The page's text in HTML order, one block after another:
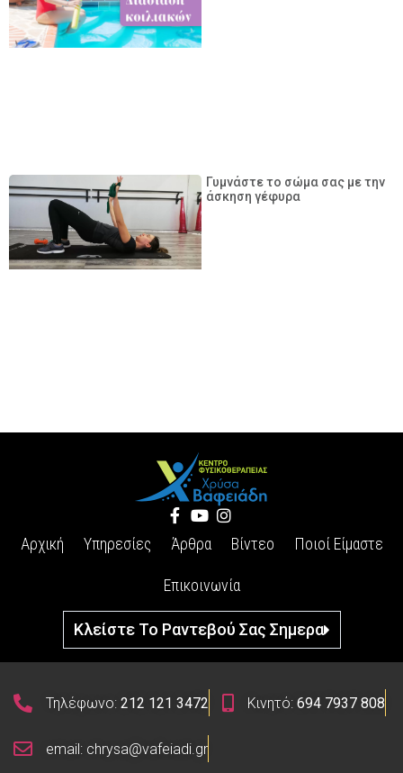
Γυμνάστε το σώμα σας με την
άσκηση γέφυρα
Αρχική Υπηρεσίες Άρθρα Βίντεο Ποιοί Είμαστε
Επικοινωνία
Κλείστε Το Ραντεβού Σας Σημερα
Τηλέφωνο:212 121 3472 Κινητό: 694 7937 808
email: chrysa@vafeiadi.gr